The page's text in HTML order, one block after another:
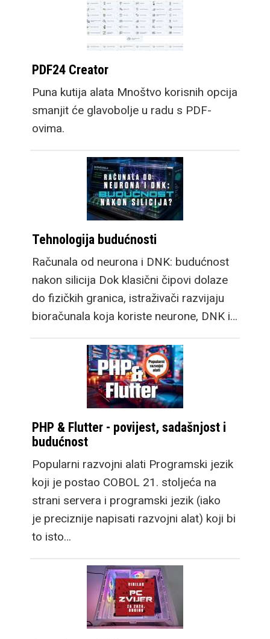
PDF24 Creator
Puna kutija alata Mnoštvo korisnih opcija
smanjit će glavobolje u radu s PDF-
ovima.
Tehnologija budućnosti
Računala od neurona i DNK: budućnost
nakon silicija Dok klasični čipovi dolaze
do fizičkih granica, istraživači razvijaju
bioračunala koja koriste neurone, DNK i…
PHP & Flutter - povijest, sadašnjost i
budućnost
Popularni razvojni alati Programski jezik
koji je postao COBOL 21. stoljeća na
strani servera i programski jezik (iako
je preciznije napisati razvojni alat) koji bi
to isto…